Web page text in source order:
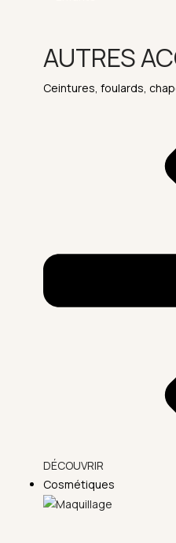
AUTRES
Ceintures, foulards,
DÉCOUVRIR
Cosmétiques